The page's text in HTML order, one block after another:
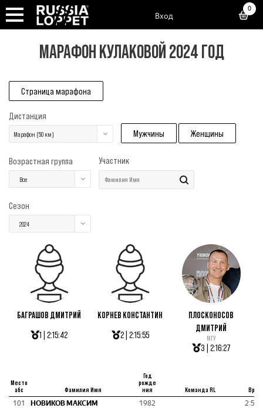
Вход
0
МАРАФОН КУЛАКОВОЙ 2024 ГОД
Страница марафона
Дистанция
Марафон (50 км) Мужчины Женщины
Возрастная группа
Все
Участник
Сезон
2024
БАГРАШОВ ДМИТРИЙ
1 | 2:15:42
КОРНЕВ КОНСТАНТИН
2 | 2:15:55
ПЛОСКОНОСОВ
ДМИТРИЙ
МГУ
3 | 2:16:27
Место
абс
Фамилия Имя
Год
рожде
ния
Команда RL
101 НОВИКОВ МАКСИМ 1982